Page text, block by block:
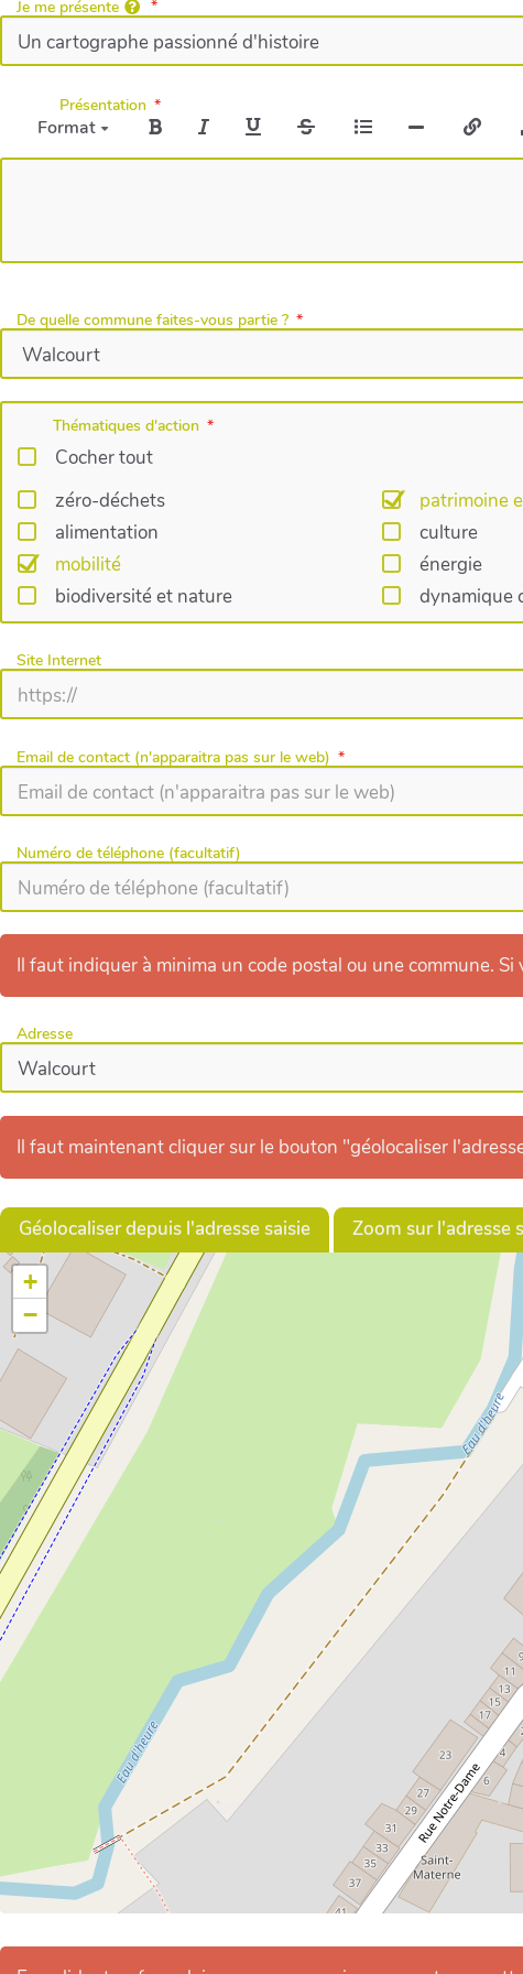
Je me présente
Présentation
Format
De quelle commune faites-vous partie ?
Thématiques d'action
Cocher tout
zéro-déchets
alimentation
mobilité
biodiversité et nature
patrimoine
culture
énergie
dynamique
Site Internet
Email de contact (n'apparaitra pas sur le web)
Numéro de téléphone (facultatif)
Il faut indiquer à minima un code postal ou une commune.
Adresse
Il faut maintenant cliquer sur le bouton "géolocaliser
Géolocaliser depuis l'adresse saisie Zoom sur l'adresse
+
−